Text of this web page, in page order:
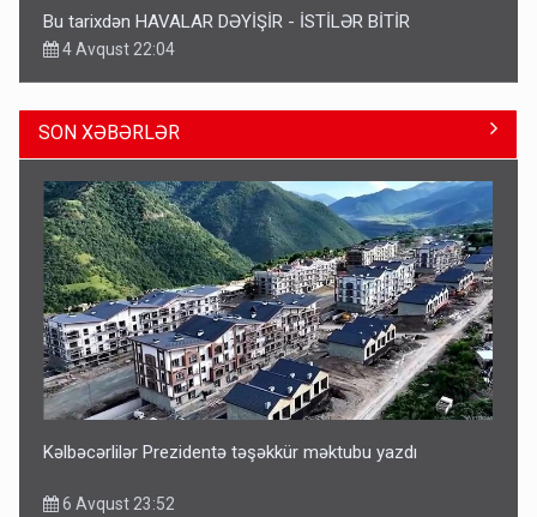
Bu tarixdən HAVALAR DƏYİŞİR - İSTİLƏR BİTİR
4 Avqust 22:04
ŞOK! David Seliverstov ölkədən qaçdı
6 Avqust 14:14
SON XƏBƏRLƏR
Kəlbəcərlilər Prezidentə təşəkkür məktubu yazdı
6 Avqust 23:52